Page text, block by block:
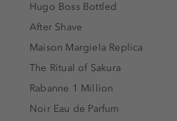
Hugo Boss Bottled
After Shave
Maison Margiela Replica
The Ritual of Sakura
Rabanne 1 Million
Noir Eau de Parfum